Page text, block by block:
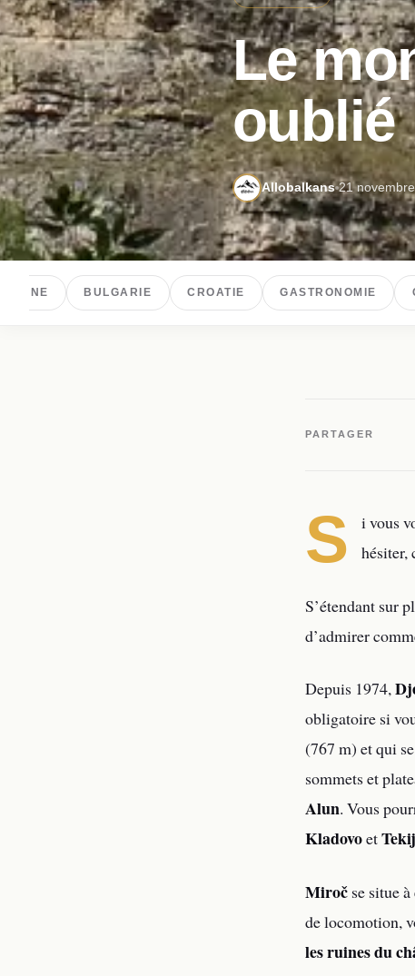
Le
oublié
Allobalkans 21
BULGARIE CROATIE GASTRONOMIE
PARTAGER
S
i vous
hésiter,
S’étendant sur
d’admirer
Depuis 1974,
obligatoire si
(767 m) et qui
sommets et
Alun. Vous
Kladovoet
Miroč se situe
de locomotion,
les ruines du